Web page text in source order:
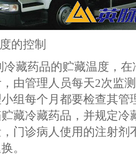
的控制
冷藏药品的贮藏温度，
由管理人员每天2次监
组每个月都要检查其管
藏冷藏药品，并规定冷
门诊病人使用的注射剂
。